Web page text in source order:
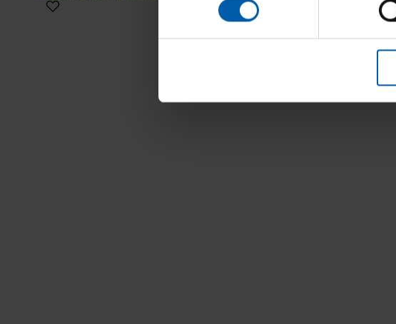
personenbezogene Informationen. Diese
Klicken Sie auf "Alle erlauben", damit wir
verwenden dürfen. Über die jeweiligen